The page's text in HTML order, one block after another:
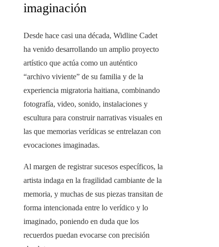
imaginación
Desde hace casi una década, Widline Cadet
ha venido desarrollando un amplio proyecto
artístico que actúa como un auténtico
“archivo viviente” de su familia y de la
experiencia migratoria haitiana, combinando
fotografía, video, sonido, instalaciones y
escultura para construir narrativas visuales en
las que memorias verídicas se entrelazan con
evocaciones imaginadas.
Al margen de registrar sucesos específicos, la
artista indaga en la fragilidad cambiante de la
memoria, y muchas de sus piezas transitan de
forma intencionada entre lo verídico y lo
imaginado, poniendo en duda que los
recuerdos puedan evocarse con precisión